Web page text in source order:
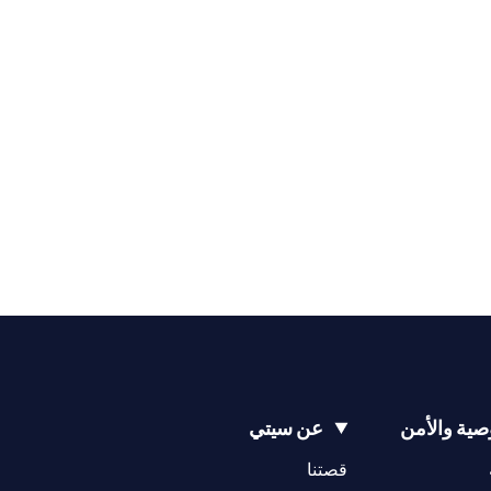
والأمن
opens in a new tab
عن سيتي
قصتناopens in a new tab